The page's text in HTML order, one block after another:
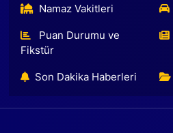
Namaz Vakitleri
Puan Durumu ve
Fikstür
Son Dakika Haberleri